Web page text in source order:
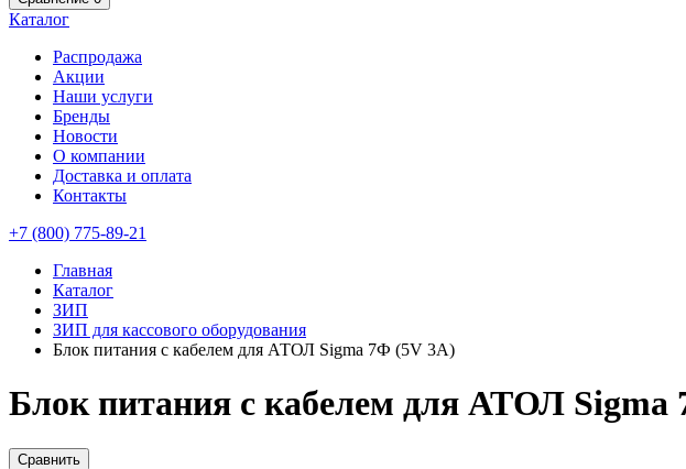
Каталог
Распродажа
Акции
Наши услуги
Бренды
Новости
О компании
Доставка и оплата
Контакты
+7 (800) 775-89-21
Главная
Каталог
ЗИП
ЗИП для кассового оборудования
Блок питания с кабелем для АТОЛ Sigma 7Ф (5V 3A)
Блок питания с кабелем для АТОЛ
Сравнить